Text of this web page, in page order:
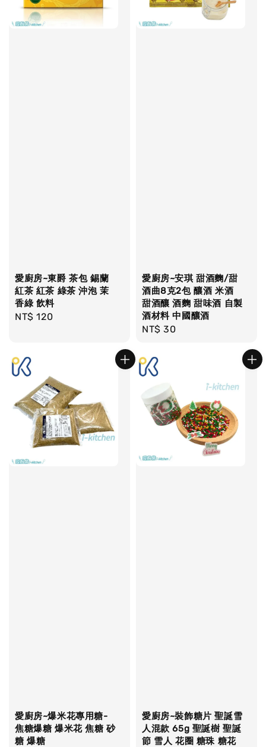
愛廚房~東爵 茶包 錫蘭
紅茶 紅茶 綠茶 沖泡 茉
香綠 飲料
Regular
NT$ 120
愛廚房~安琪 甜酒麴/甜
酒曲8克2包 釀酒 米酒
甜酒釀 酒麴 甜味酒 自製
酒材料 中國釀酒
Regular
NT$ 30
愛廚房~爆米花專用糖-
焦糖爆糖 爆米花 焦糖 砂
糖 爆糖
愛廚房~裝飾糖片 聖誕雪
人混款 65g 聖誕樹 聖誕
節 雪人 花圈 糖珠 糖花